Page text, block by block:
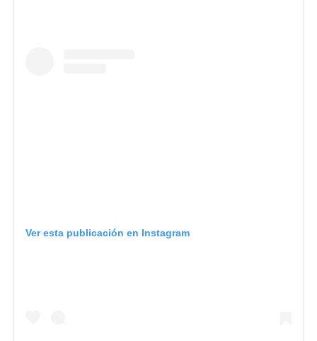
Ver esta publicación en Instagram